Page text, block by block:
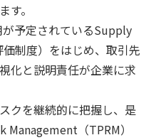
。
予定されているSupply
制度）をはじめ、取引先
化と説明責任が企業に求
クを継続的に把握し、是
（TPRM）